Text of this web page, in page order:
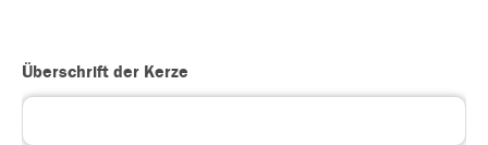
Überschrift der Kerze